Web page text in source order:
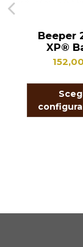
Beeper
XP®